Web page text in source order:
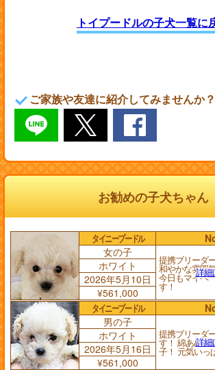
トイプードルの子犬一覧に
ご家族や友達に紹介してみませんか？
お勧めの子犬ちゃん
タイニープードル
女の子
提携ブリーダ
和やかな雰囲
今日もマイペ
す！
詳細
ホワイト
2026年5月10日
¥561,000
タイニープードル
男の子
提携ブリーダ
す！ 綿あめみ
子！ 元気いっ
詳細
ホワイト
2026年5月16日
¥561,000